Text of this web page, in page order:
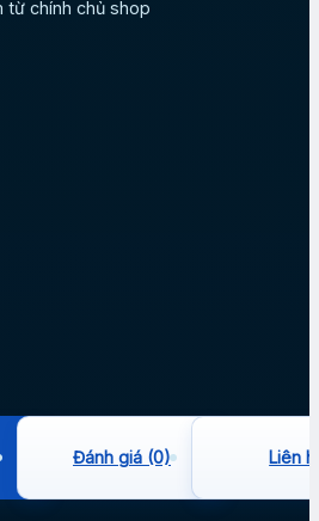
từ chính chủ shop
Đánh giá (0) Liên